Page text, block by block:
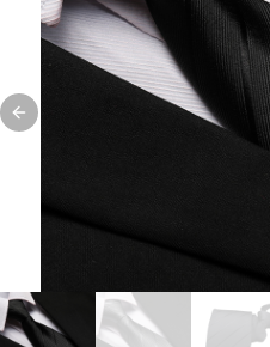
Previous slide